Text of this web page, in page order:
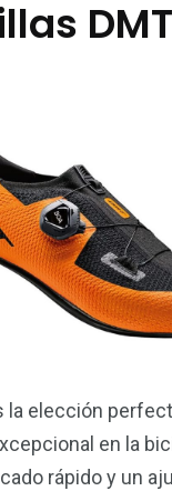
la elección
en la
rápido y un